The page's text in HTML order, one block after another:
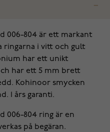
006-804 är ett markant
i vitt och gult
har ett unikt
har ett 5 mm brett
Kohinoor smycken
1 års garanti.
006-804 ring är en
på begäran.